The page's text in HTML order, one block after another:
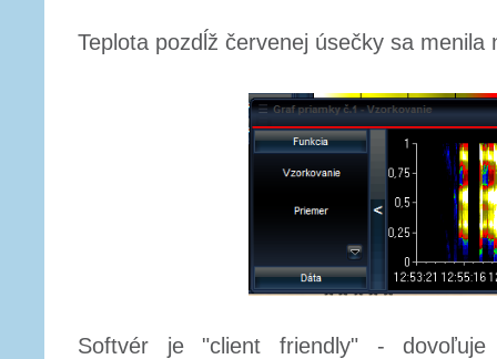
Teplota pozdĺž červenej úsečky sa menila
Softvér je "client friendly" -